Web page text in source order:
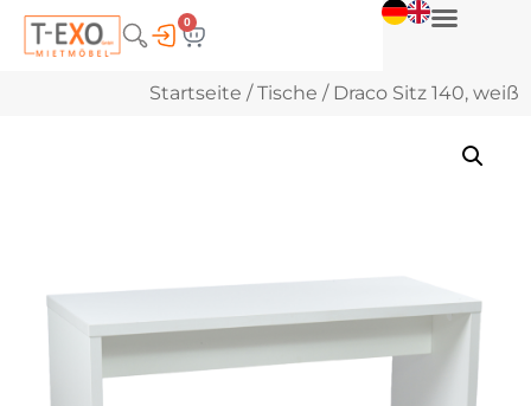
0
Startseite /Tische / Draco Sitz 140, weiß